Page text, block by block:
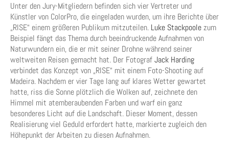
Unter den Jury-Mitgliedern befinden sich vier Vertreter und
Künstler von ColorPro, die eingeladen wurden, um ihre Berichte über
„RISE“ einem größeren Publikum mitzuteilen. Luke Stackpoolezum
Beispiel fängt das Thema durch beeindruckende Aufnahmen von
Naturwundern ein, die er mit seiner Drohne während seiner
weltweiten Reisen gemacht hat. Der FotografJack Harding
verbindet das Konzept von „RISE“ mit einem Foto-Shooting auf
Madeira. Nachdem er vier Tage lang auf klares Wetter gewartet
hatte, riss die Sonne plötzlich die Wolken auf, zeichnete den
Himmel mit atemberaubenden Farben und warf ein ganz
besonderes Licht auf die Landschaft. Dieser Moment, dessen
Realisierung viel Geduld erfordert hatte, markierte zugleich den
Höhepunkt der Arbeiten zu diesen Aufnahmen.